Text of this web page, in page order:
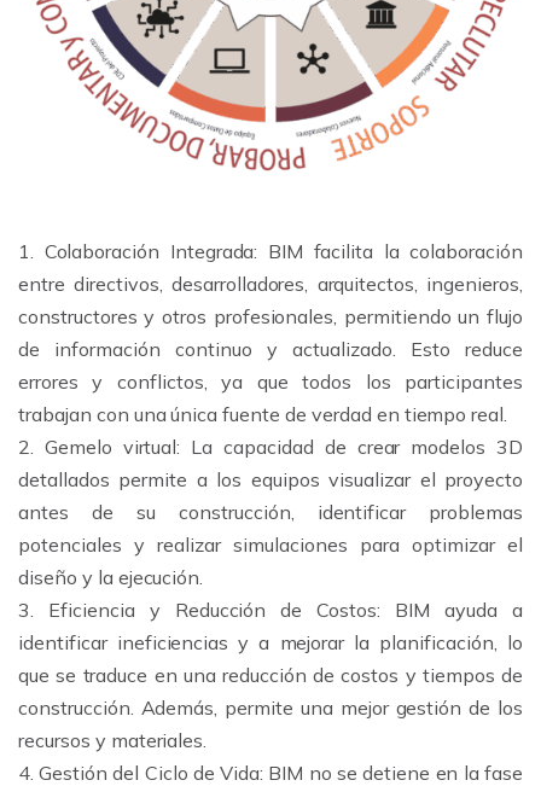
1. Colaboración Integrada: BIM facilita la colaboración
entre directivos, desarrolladores, arquitectos, ingenieros,
constructores y otros profesionales, permitiendo un flujo
de información continuo y actualizado. Esto reduce
errores y conflictos, ya que todos los participantes
trabajan con una única fuente de verdad en tiempo real.
2. Gemelo virtual: La capacidad de crear modelos 3D
detallados permite a los equipos visualizar el proyecto
antes de su construcción, identificar problemas
potenciales y realizar simulaciones para optimizar el
diseño y la ejecución.
3. Eficiencia y Reducción de Costos: BIM ayuda a
identificar ineficiencias y a mejorar la planificación, lo
que se traduce en una reducción de costos y tiempos de
construcción. Además, permite una mejor gestión de los
recursos y materiales.
4. Gestión del Ciclo de Vida: BIM no se detiene en la fase